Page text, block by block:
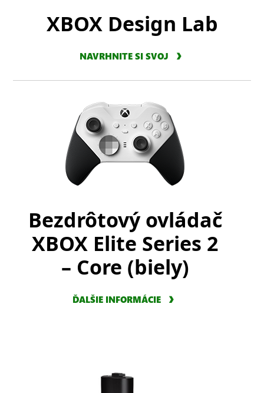
XBOX Design Lab
NAVRHNITE SI SVOJ
Bezdrôtový ovládač
XBOX Elite Series 2
– Core (biely)
ĎALŠIE INFORMÁCIE